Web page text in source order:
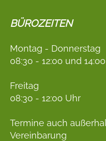
BÜROZEITEN
Montag - Donnerstag
08:30 - 12:00 und
Freitag
08:30 - 12:00 Uhr
Termine auch
Vereinbarung